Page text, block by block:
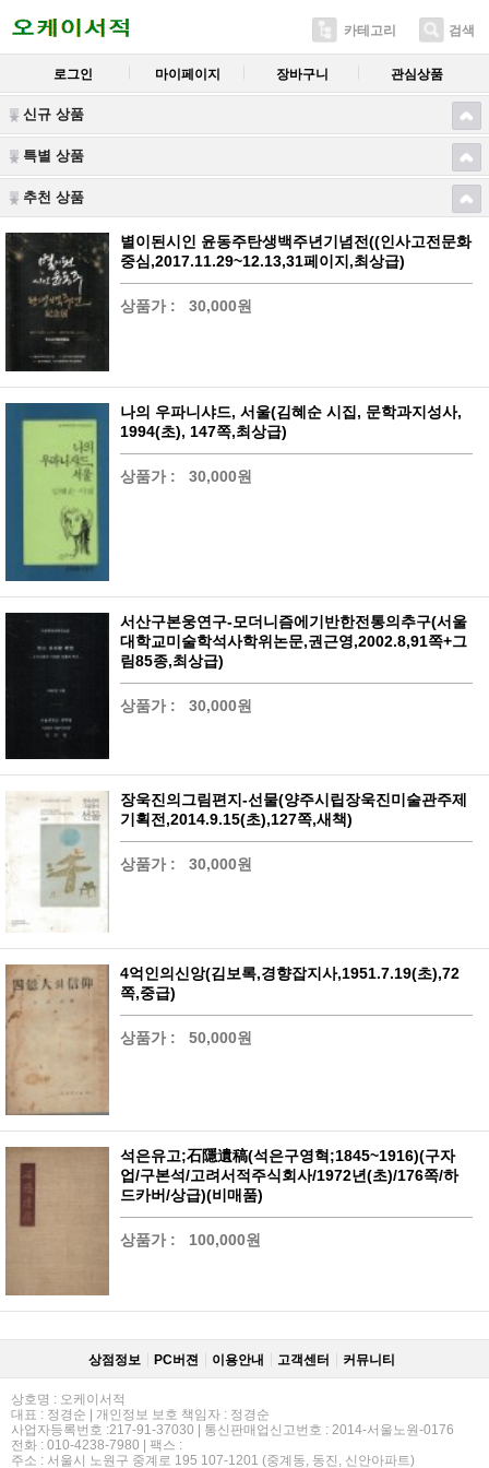
카테고리 검색
로그인 마이페이지 장바구니 관심상품
신규 상품
특별 상품
추천 상품
별이된시인 윤동주탄생백주년기념전((인사고전문화
중심,2017.11.29~12.13,31페이지,최상급)
상품가 : 30,000원
나의 우파니샤드, 서울(김혜순 시집, 문학과지성사,
1994(초), 147쪽,최상급)
상품가 : 30,000원
서산구본웅연구-모더니즘에기반한전통의추구(서울
대학교미술학석사학위논문,권근영,2002.8,91쪽+그
림85종,최상급)
상품가 : 30,000원
장욱진의그림편지-선물(양주시립장욱진미술관주제
기획전,2014.9.15(초),127쪽,새책)
상품가 : 30,000원
4억인의신앙(김보록,경향잡지사,1951.7.19(초),72
쪽,중급)
상품가 : 50,000원
석은유고;石隱遺稿(석은구영혁;1845~1916)(구자
업/구본석/고려서적주식회사/1972년(초)/176쪽/하
드카버/상급)(비매품)
상품가 : 100,000원
상점정보 PC버젼 이용안내 고객센터 커뮤니티
상호명 : 오케이서적
대표 : 정경순 | 개인정보 보호 책임자 : 정경순
사업자등록번호 :217-91-37030 | 통신판매업신고번호 : 2014-서울노원-0176
전화 : 010-4238-7980 | 팩스 :
주소 : 서울시 노원구 중계로 195 107-1201 (중계동, 동진, 신안아파트)